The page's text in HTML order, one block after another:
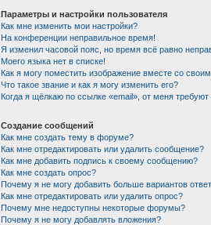
Параметры и настройки пользователя
Как мне изменить мои настройки?
На конференции неправильное время!
Я изменил часовой пояс, но время всё равно
Моего языка нет в списке!
Как я могу поместить изображение вместе со
Что такое звание и как я могу изменить его?
Когда я щёлкаю по ссылке «email», от меня
Создание сообщений
Как мне создать тему в форуме?
Как мне отредактировать или удалить сообщение?
Как мне добавить подпись к своему сообщению?
Как мне создать опрос?
Почему я не могу добавить больше вариантов
Как мне отредактировать или удалить опрос?
Почему мне недоступны некоторые форумы?
Почему я не могу добавлять вложения?